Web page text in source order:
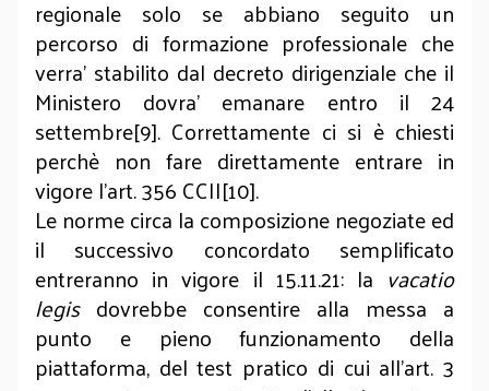
regionale solo se abbiano seguito un
percorso di formazione professionale che
verra’ stabilito dal decreto dirigenziale che il
Ministero dovra’ emanare entro il 24
settembre[9]. Correttamente ci si è chiesti
perchè non fare direttamente entrare in
vigore l’art. 356 CCII[10].
Le norme circa la composizione negoziate ed
il successivo concordato semplificato
entreranno in vigore il 15.11.21: la vacatio
legisdovrebbe consentire alla messa a
punto e pieno funzionamento della
piattaforma, del test pratico di cui all’art. 3